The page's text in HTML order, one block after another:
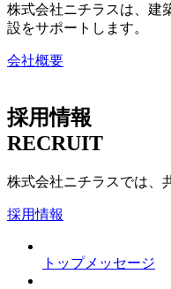
株式会社ニチラスは、建
設をサポートします。
会社概要
採用情報
RECRUIT
株式会社ニチラスでは、
採用情報
トップメッセージ